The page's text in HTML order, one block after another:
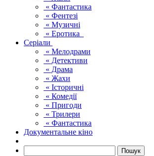
« Фантастика
« Фентезі
« Музичні
« Еротика
Серіали
« Мелодрами
« Детективи
« Драма
« Жахи
« Історичні
« Комедії
« Пригоди
« Трилери
« Фантастика
Документальне кіно
Пошук